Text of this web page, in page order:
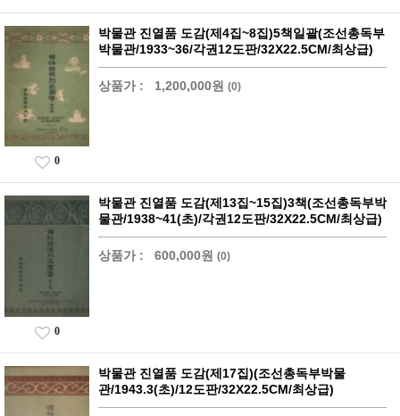
박물관 진열품 도감(제4집~8집)5책일괄(조선총독부
박물관/1933~36/각권12도판/32X22.5CM/최상급)
상품가 : 1,200,000원 (0)
0
박물관 진열품 도감(제13집~15집)3책(조선총독부박
물관/1938~41(초)/각권12도판/32X22.5CM/최상급)
상품가 : 600,000원 (0)
0
박물관 진열품 도감(제17집)(조선총독부박물
관/1943.3(초)/12도판/32X22.5CM/최상급)